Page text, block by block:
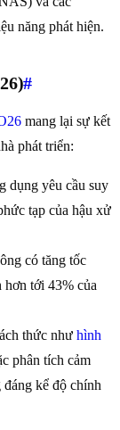
năng phát hiện.
#
mang lại sự kết
phát triển:
dụng yêu cầu suy
tạp của hậu xử
có tăng tốc
tới 43% của
thức như hình
phân tích cảm
kể độ chính